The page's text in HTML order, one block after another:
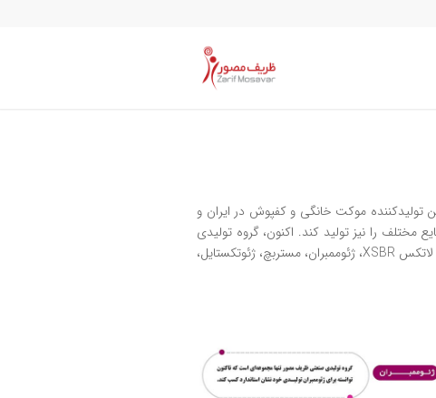
موفق شد عنوان بزرگ‌ترین تولیدکننده موکت خانگی و کفپوش در ایران و
مختلف را نیز تولید کند. اکنون، گروه تولیدی
صنعتی ظریف مصور به عنوان یکی از اصلی‌ترین و بهترین تولیدکنندگان نخ BCF، الیاف، ژئوکامپوزیت، نان‌وون خودرویی، لاتکس XSBR، ژئوممبران، مستربچ، ژئوتکستایل،